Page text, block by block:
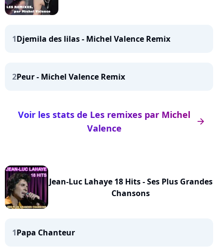
1Djemila des lilas - Michel Valence Remix
2Peur - Michel Valence Remix
arrow_right
Voir les stats de Les remixes par Michel
Valence
Jean-Luc Lahaye 18 Hits - Ses Plus Grandes
Chansons
1Papa Chanteur